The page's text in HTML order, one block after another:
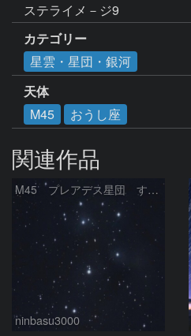
ステライメ－ジ9
カテゴリー
星雲・星団・銀河
天体
M45
おうし座
関連作品
M45 プレアデス星団 すばる
ninbasu3000